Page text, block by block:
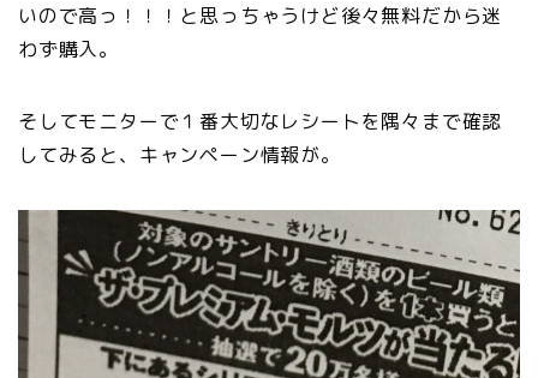
いので高っ！！！と思っちゃうけど後々無料だから迷
わず購入。
そしてモニターで１番大切なレシートを隅々まで確認
してみると、キャンペーン情報が。